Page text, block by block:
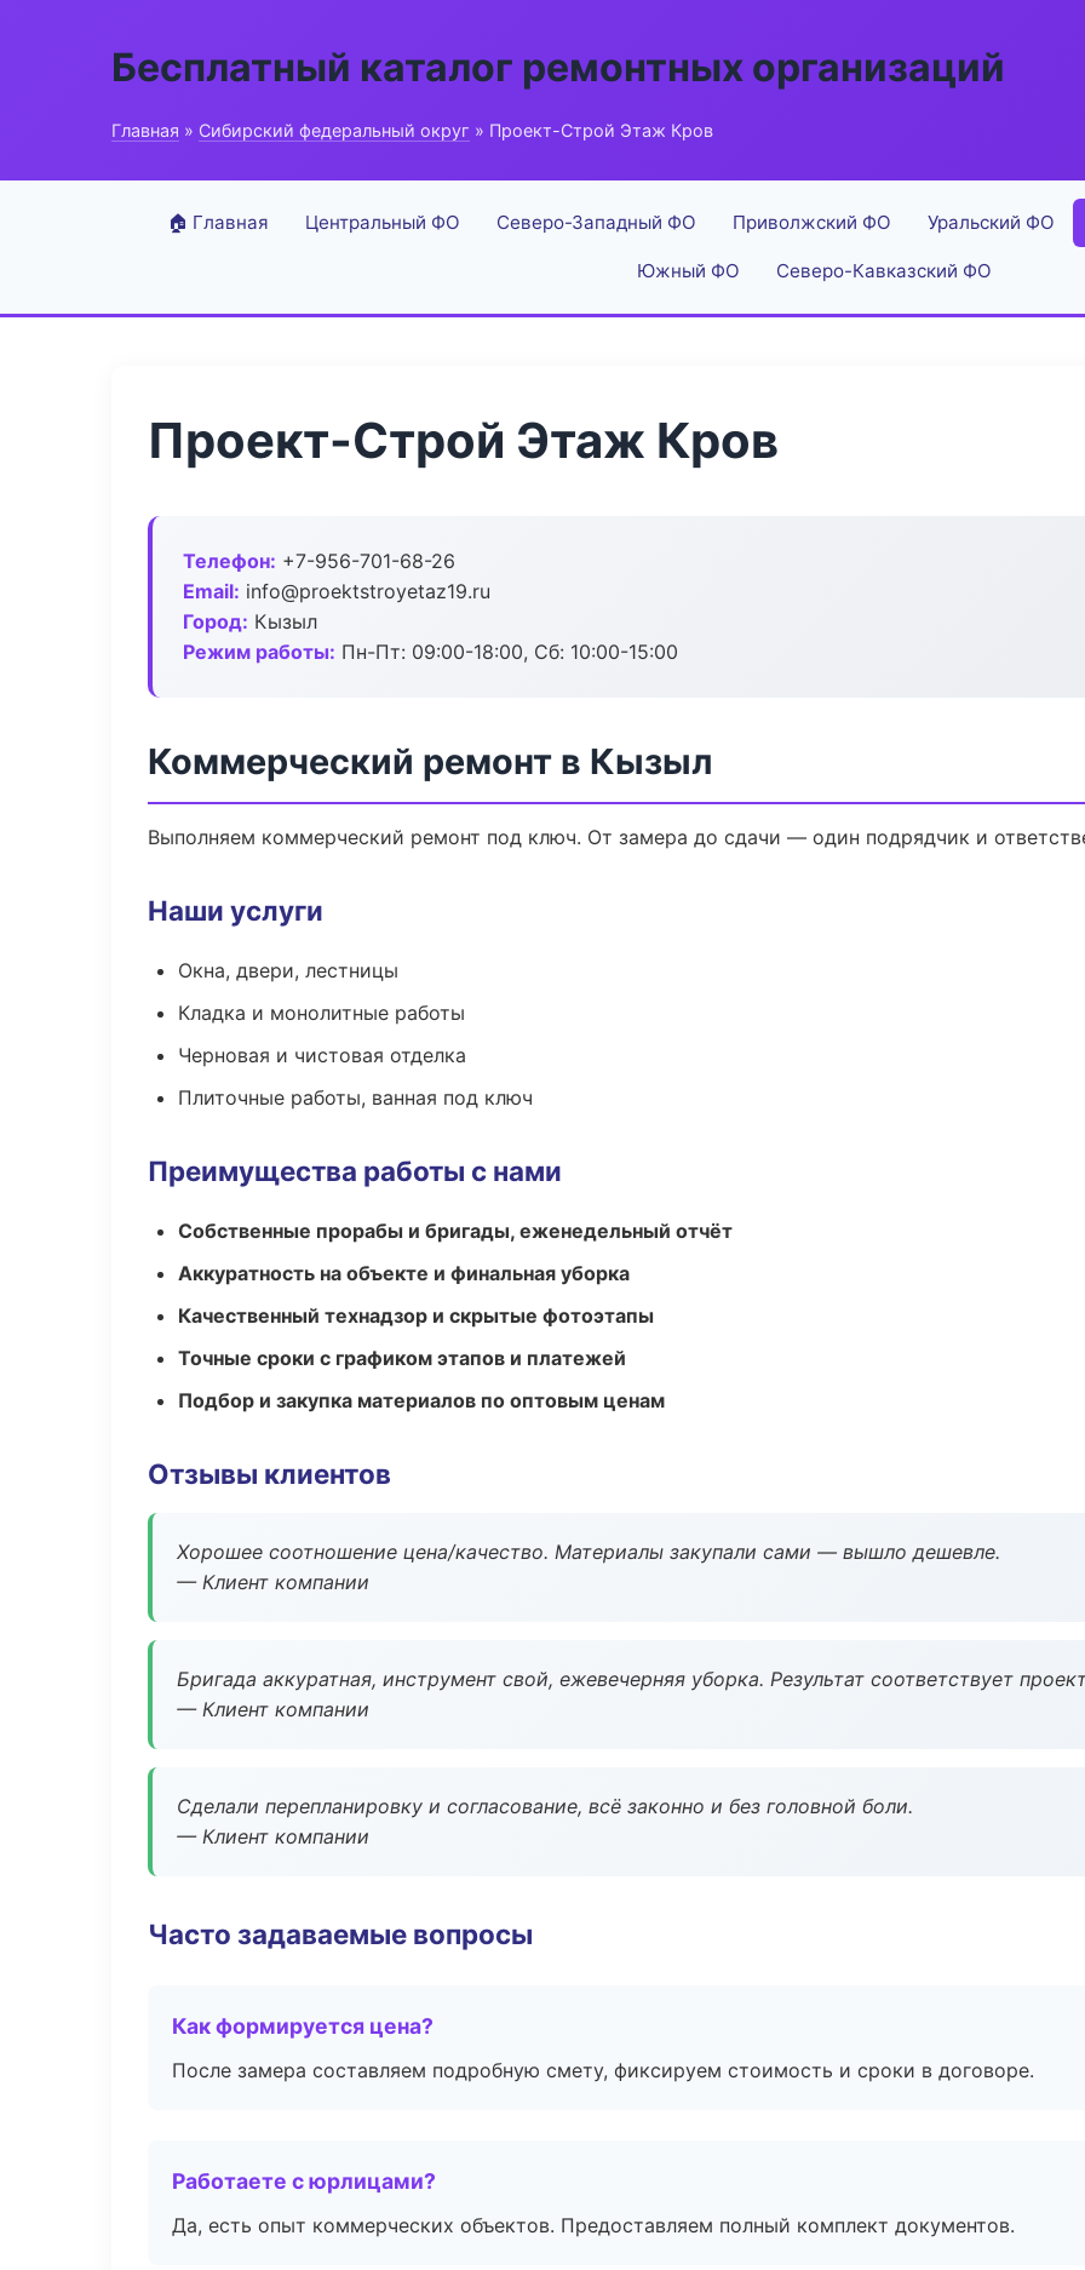
Бесплатный каталог ремонтных организаций
Главная » Сибирский федеральный округ » Проект-Строй Этаж Кров
🏠 Главная Центральный ФО Северо-Западный ФО Приволжский ФО Уральский ФО
Южный ФО Северо-Кавказский ФО
Проект-Строй Этаж Кров
Телефон: +7-956-701-68-26
Email: info@proektstroyetaz19.ru
Город: Кызыл
Режим работы: Пн-Пт: 09:00-18:00, Сб: 10:00-15:00
Коммерческий ремонт в Кызыл
Выполняем коммерческий ремонт под ключ. От замера до сдачи — один подрядчик и
Наши услуги
Окна, двери, лестницы
Кладка и монолитные работы
Черновая и чистовая отделка
Плиточные работы, ванная под ключ
Преимущества работы с нами
Собственные прорабы и бригады, еженедельный отчёт
Аккуратность на объекте и финальная уборка
Качественный технадзор и скрытые фотоэтапы
Точные сроки с графиком этапов и платежей
Подбор и закупка материалов по оптовым ценам
Отзывы клиентов
Хорошее соотношение цена/качество. Материалы закупали сами — вышло дешевле.
— Клиент компании
Бригада аккуратная, инструмент свой, ежевечерняя уборка. Результат соответствует
— Клиент компании
Сделали перепланировку и согласование, всё законно и без головной боли.
— Клиент компании
Часто задаваемые вопросы
Как формируется цена?
После замера составляем подробную смету, фиксируем стоимость и сроки в договоре.
Работаете с юрлицами?
Да, есть опыт коммерческих объектов. Предоставляем полный комплект документов.